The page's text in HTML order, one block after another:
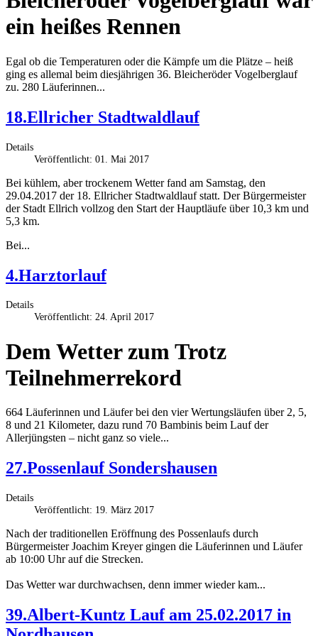
ein heißes Rennen
Egal ob die Temperaturen oder die Kämpfe um die Plätze – heiß
ging es allemal beim diesjährigen 36. Bleicheröder Vogelberglauf
zu. 280 Läuferinnen...
18.Ellricher Stadtwaldlauf
Details
Veröffentlicht: 01. Mai 2017
Bei kühlem, aber trockenem Wetter fand am Samstag, den
29.04.2017 der 18. Ellricher Stadtwaldlauf statt. Der Bürgermeister
der Stadt Ellrich vollzog den Start der Hauptläufe über 10,3 km und
5,3 km.
Bei...
4.Harztorlauf
Details
Veröffentlicht: 24. April 2017
Dem Wetter zum Trotz
Teilnehmerrekord
664 Läuferinnen und Läufer bei den vier Wertungsläufen über 2, 5,
8 und 21 Kilometer, dazu rund 70 Bambinis beim Lauf der
Allerjüngsten – nicht ganz so viele...
27.Possenlauf Sondershausen
Details
Veröffentlicht: 19. März 2017
Nach der traditionellen Eröffnung des Possenlaufs durch
Bürgermeister Joachim Kreyer gingen die Läuferinnen und Läufer
ab 10:00 Uhr auf die Strecken.
Das Wetter war durchwachsen, denn immer wieder kam...
39.Albert-Kuntz Lauf am 25.02.2017 in